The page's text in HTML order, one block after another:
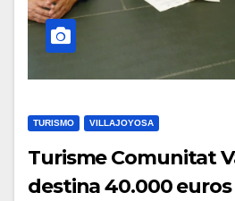
TURISMO VILLAJOYOSA
Turisme Comunitat
destina 40.000